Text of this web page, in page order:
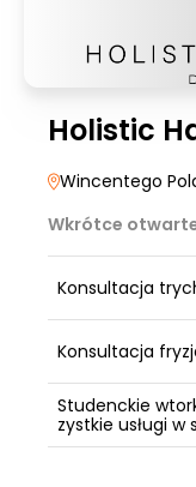
Holistic
Wincentego
Wkrótce
Konsultacja
Konsultacja
Studenckie
zystkie usługi w